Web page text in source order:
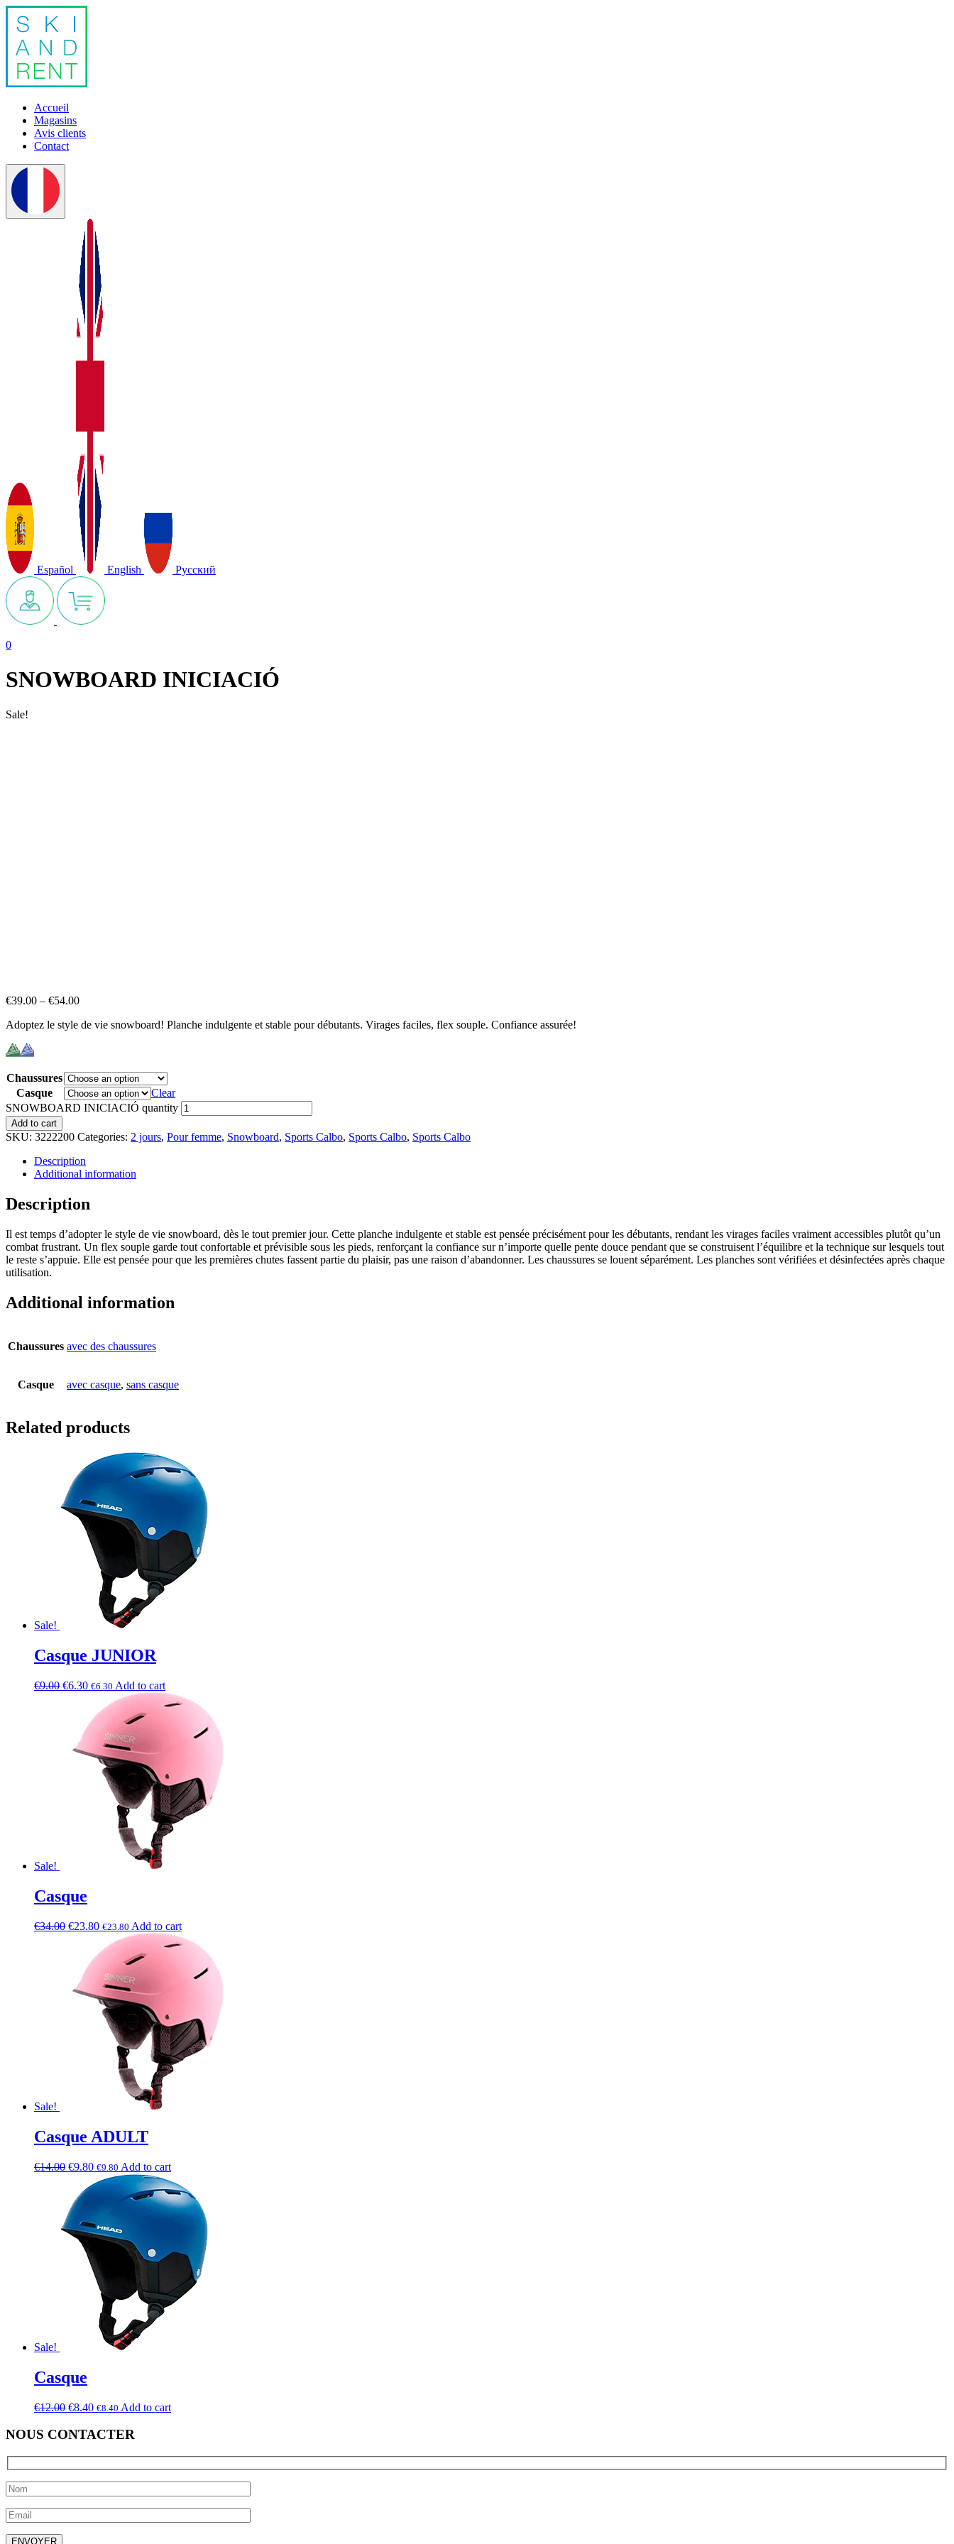
Accueil
Magasins
Avis clients
Contact
Español English Русский
0
SNOWBOARD INICIACIÓ
Sale!
€39.00 – €54.00
Adoptez le style de vie snowboard! Planche indulgente et stable pour débutants. Virages faciles, flex souple. Confiance assurée!
Chaussures
Casque
Clear
SNOWBOARD INICIACIÓ quantity
Add to cart
SKU: 3222200 Categories: 2 jours, Pour femme, Snowboard, Sports Calbo, Sports Calbo, Sports Calbo
Description
Additional information
Description
Il est temps d’adopter le style de vie snowboard, dès le tout premier jour. Cette planche indulgente et stable est pensée précisément pour les débutants, rendant les virages faciles vraiment accessibles plutôt qu’un
combat frustrant. Un flex souple garde tout confortable et prévisible sous les pieds, renforçant la confiance sur n’importe quelle pente douce pendant que se construisent l’équilibre et la technique sur lesquels tout
le reste s’appuie. Elle est pensée pour que les premières chutes fassent partie du plaisir, pas une raison d’abandonner. Les chaussures se louent séparément. Les planches sont vérifiées et désinfectées après chaque
utilisation.
Additional information
Chaussures avec des chaussures
Casque avec casque, sans casque
Related products
Sale!
Casque JUNIOR
€9.00 €6.30 €6.30 Add to cart
Sale!
Casque
€34.00 €23.80 €23.80 Add to cart
Sale!
Casque ADULT
€14.00 €9.80 €9.80 Add to cart
Sale!
Casque
€12.00 €8.40 €8.40 Add to cart
NOUS CONTACTER
Laissez ce champ vide.